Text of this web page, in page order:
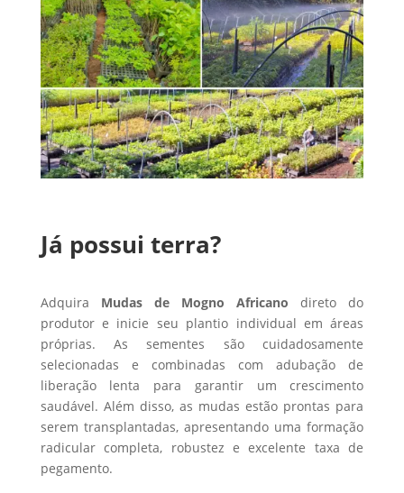
Já possui terra?
Adquira Mudas de Mogno Africano direto do
produtor e inicie seu plantio individual em áreas
próprias. As sementes são cuidadosamente
selecionadas e combinadas com adubação de
liberação lenta para garantir um crescimento
saudável. Além disso, as mudas estão prontas para
serem transplantadas, apresentando uma formação
radicular completa, robustez e excelente taxa de
pegamento.